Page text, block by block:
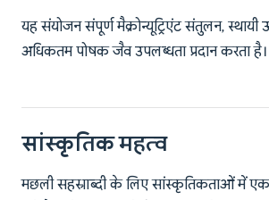
यह संयोजन संपूर्ण मैक्रोन्यूट्रिएंट संतुलन, स्थायी
अधिकतम पोषक जैव उपलब्धता प्रदान करता है।
सांस्कृतिक महत्व
मछली सहस्राब्दी के लिए सांस्कृतिकताओं में एक